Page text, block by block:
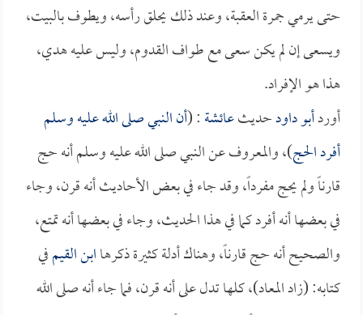
حتى يرمي جمرة العقبة، وعند ذلك يحلق رأسه، ويطوف بالبيت،
ويسعى إن لم يكن سعى مع طواف القدوم، وليس عليه هدي،
هذا هو الإفراد.
أوردأبو داودحديثعائشة: (أن النبي صلى الله عليه وسلم
أفرد الحج)، والمعروف عن النبي صلى الله عليه وسلم أنه حج
قارناً ولم يحج مفرداً، وقد جاء في بعض الأحاديث أنه قرن، وجاء
في بعضها أنه أفرد كما في هذا الحديث، وجاء في بعضها أنه تمتع،
والصحيح أنه حج قارناً، وهناك أدلة كثيرة ذكرهاابن القيمفي
كتابه: (زاد المعاد)، كلها تدل على أنه قرن، فما جاء أنه صلى الله